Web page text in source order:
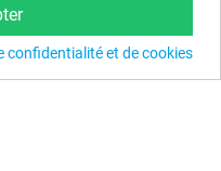
confidentialité et de cookies